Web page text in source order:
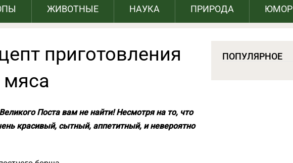
ЖИВОТНЫЕ НАУКА ПРИРОДА ЮМОР
приготовления
мяса
Поста вам не найти! Несмотря на то, что
красивый, сытный, аппетитный, и невероятно
ПОПУЛЯРНОЕ